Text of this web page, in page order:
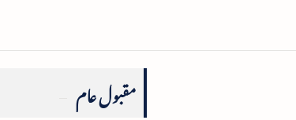
مقبول عام